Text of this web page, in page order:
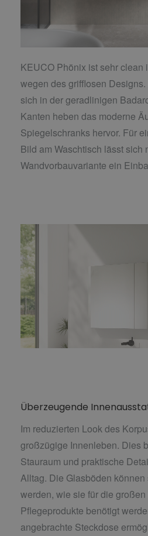
KEUCO Phönix ist sehr clean
wegen des grifflosen
sich in der geradlinigen
Kanten heben das moderne
Spiegelschranks hervor. Für
Bild am Waschtisch lässt sich
Wandvorbauvariante ein
Überzeugende
Im reduzierten Look des
großzügige Innenleben. Dies
Stauraum und praktische
Alltag. Die Glasböden
werden, wie sie für die
Pflegeprodukte benötigt
angebrachte Steckdose